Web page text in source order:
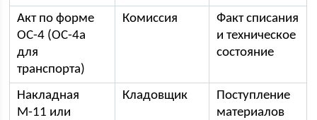
Акт по форме
ОС-4 (ОС-4а
для
транспорта)
Комиссия
Факт списания
и техническое
состояние
Накладная
М-11 или
Кладовщик
Поступление
материалов